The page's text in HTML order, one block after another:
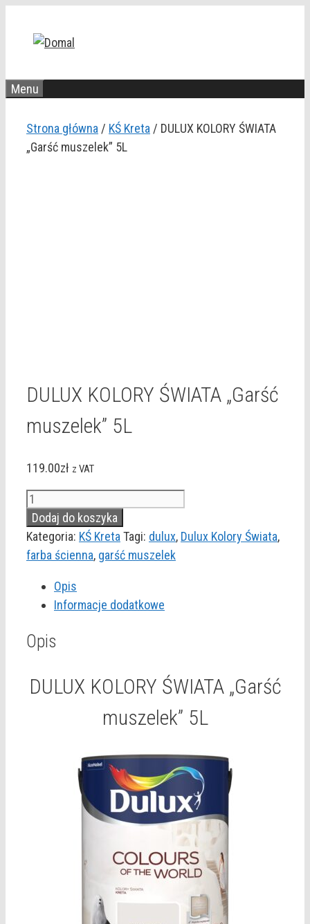
Menu
Strona główna / KŚ Kreta / DULUX KOLORY ŚWIATA
„Garść muszelek” 5L
DULUX KOLORY ŚWIATA „Garść
muszelek” 5L
119.00zł z VAT
ilość
DULUX
KOLORY
ŚWIATA
muszelek"
Dodaj do koszyka
Kategoria: KŚ Kreta Tagi: dulux, Dulux Kolory Świata,
farba ścienna, garść muszelek
Opis
Informacje dodatkowe
Opis
DULUX KOLORY ŚWIATA „Garść
muszelek” 5L